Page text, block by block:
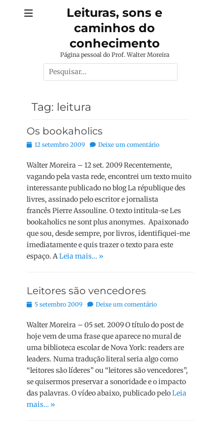
Leituras, sons e
caminhos do
conhecimento
Página pessoal do Prof. Walter Moreira
Pesquisar
por:
Tag: leitura
Os bookaholics
Posted
12 setembro 2009 Deixe um comentário
Walter Moreira – 12 set. 2009 Recentemente,
vagando pela vasta rede, encontrei um texto muito
interessante publicado no blog La république des
livres, assinado pelo escritor e jornalista
francês Pierre Assouline. O texto intitula-se Les
bookaholics ne sont plus anonymes. Apaixonado
que sou, desde sempre, por livros, identifiquei-me
imediatamente e quis trazer o texto para este
espaço. ALeia mais… »
Leitores são vencedores
Posted5 setembro 2009 Deixe um comentário
Walter Moreira – 05 set. 2009 O título do post de
hoje vem de uma frase que aparece no mural de
uma biblioteca escolar de Nova York: readers are
leaders. Numa tradução literal seria algo como
“leitores são líderes” ou “leitores são vencedores”,
se quisermos preservar a sonoridade e o impacto
das palavras. O vídeo abaixo, publicado peloLeia
mais… »